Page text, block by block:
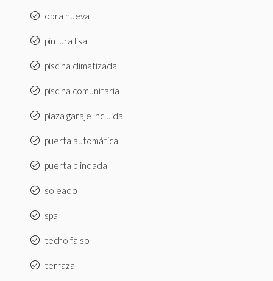
obra nueva
pintura lisa
piscina climatizada
piscina comunitaria
plaza garaje incluida
puerta automática
puerta blindada
soleado
spa
techo falso
terraza